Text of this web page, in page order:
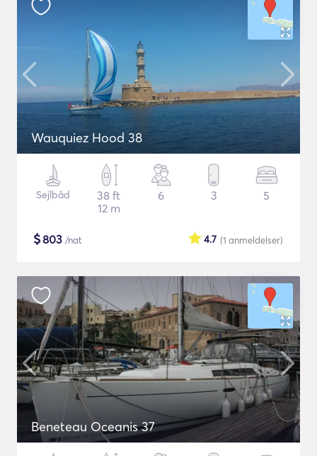
Wauquiez Hood 38
Sejlbåd
38 ft
12 m
6 3 5
$803 /nat (1 anmeldelser)
4.7
Beneteau Oceanis 37